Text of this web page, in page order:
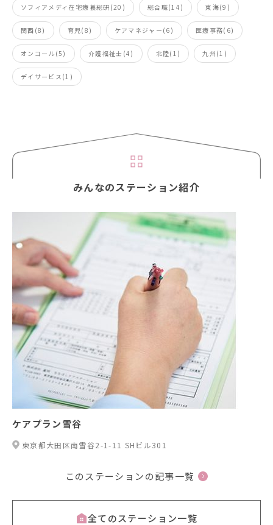
ソフィアメディ在宅療養総研(20) 総合職(14) 東海(9)
関西(8) 育児(8) ケアマネジャー(6) 医療事務(6)
オンコール(5) 介護福祉士(4) 北陸(1) 九州(1)
デイサービス(1)
みんなのステーション紹介
ケアプラン雪谷
東京都大田区南雪谷2-1-11 SHビル301
このステーションの記事一覧
全てのステーション一覧